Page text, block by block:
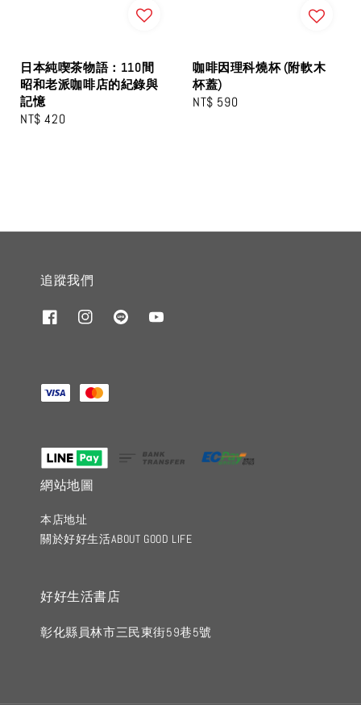
日本純喫茶物語：110間
昭和老派咖啡店的紀錄與
記憶
Regular
NT$ 420
咖啡因理科燒杯 (附軟木
杯蓋)
Regular
NT$ 590
追蹤我們
網站地圖
本店地址
關於好好生活ABOUT GOOD LIFE
好好生活書店
彰化縣員林市三民東街59巷5號